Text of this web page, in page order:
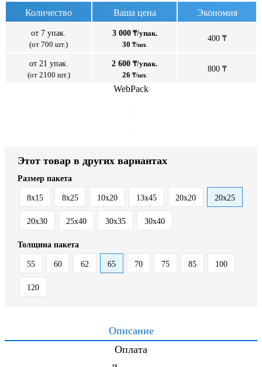
Количество Ваша цена Экономия
от 7 упак.
(от 700 шт.)
3 000₸/упак.
30 ₸/шт.
400 ₸
от 21 упак.
(от 2100 шт.)
2 600 ₸/упак.
26 ₸/шт.
800 ₸
WebPack
Этот товар в других вариантах
Размер пакета
8x15 8х25 10x20 13x45 20x20 20x25
20x30 25x40 30x35 30x40
Толщина пакета
55 60 62 65 70 75 85 100
120
Описание
Оплата